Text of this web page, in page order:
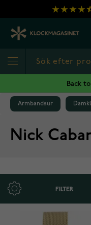
Hoppa till innehållet
Back
Armbandsur
Nick
FILTER